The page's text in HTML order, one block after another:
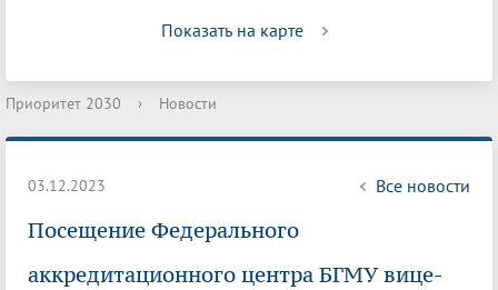
Показать на карте
Приоритет 2030 › Новости
03.12.2023 Все новости
Посещение Федерального
аккредитационного центра БГМУ вице-